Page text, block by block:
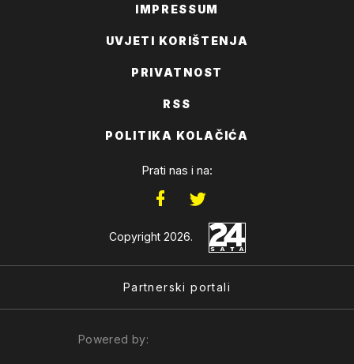
IMPRESSUM
UVJETI KORIŠTENJA
PRIVATNOST
RSS
POLITIKA KOLAČIĆA
Prati nas i na:
Copyright 2026.
Partnerski portali
Powered by: